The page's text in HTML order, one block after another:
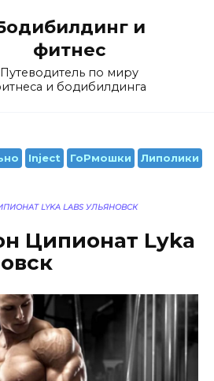
и
фитнес
Путеводитель по миру
и бодибилдинга
Inject ГоРмошки Липолики
LYKA LABS УЛЬЯНОВСК
Ципионат Lyka